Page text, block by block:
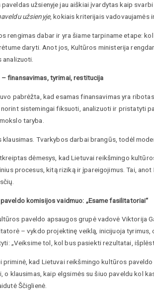
užsienyje jau aiškiai įvardytas kaip
užsienyje, kokiais kriterijais vadovaujamės
rengimas dabar ir yra šiame tarpiname etape:
daryti. Anot jos, Kultūros ministerija
finansavimas, tyrimai, restitucija
pabrėžta, kad esamas finansavimas yra
sistemingai fiksuoti, analizuoti ir pristatyti
taryba.
Tvarkybos darbai brangūs, todėl
dėmesys, kad Lietuvai reikšmingo
procesus, kitą riziką ir įpareigojimus. Tai,
komisijos vaidmuo: „Esame fasilitatoriai“
paveldo apsaugos grupė vadovė Viktorija
– vykdo projektinę veiklą, inicijuoja
„Veiksime tol, kol bus pasiekti rezultatai,
priminė, kad Lietuvai reikšmingo kultūros
o klausimas, kaip elgsimės su šiuo paveldu kol
Ščiglienė.